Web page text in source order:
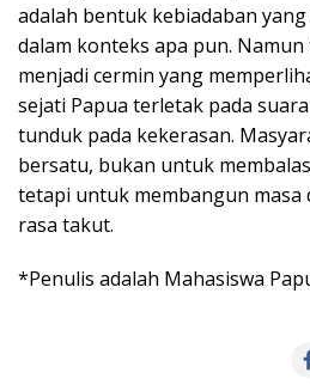
adalah bentuk kebiadaban
dalam konteks apa pun.
menjadi cermin yang
sejati Papua terletak pada
tunduk pada kekerasan.
bersatu, bukan untuk
tetapi untuk membangun masa
rasa takut.
*Penulis adalah Mahasiswa